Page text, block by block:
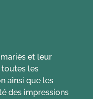
et leur
les
ainsi que les
des impressions